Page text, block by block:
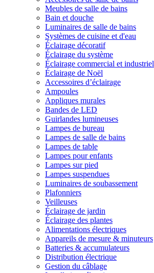
Meubles de salle de bains
Bain et douche
Luminaires de salle de bains
Systèmes de cuisine et d'eau
Éclairage décoratif
Éclairage du système
Éclairage commercial et industriel
Éclairage de Noël
Accessoires d’éclairage
Ampoules
Appliques murales
Bandes de LED
Guirlandes lumineuses
Lampes de bureau
Lampes de salle de bains
Lampes de table
Lampes pour enfants
Lampes sur pied
Lampes suspendues
Luminaires de soubassement
Plafonniers
Veilleuses
Éclairage de jardin
Éclairage des plantes
Alimentations électriques
Appareils de mesure & minuteurs
Batteries & accumulateurs
Distribution électrique
Gestion du câblage